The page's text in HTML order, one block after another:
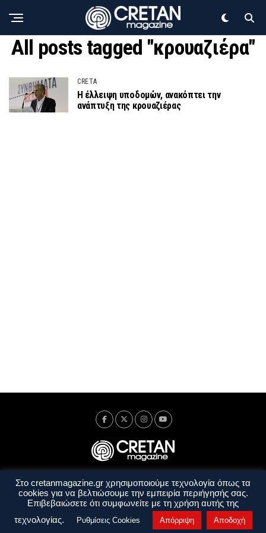
All posts tagged "κρουαζιέρα"
CRETA
Η έλλειψη υποδομών, ανακόπτει την
ανάπτυξη της κρουαζιέρας
Ταυτότητα Πολιτική Απορρήτου
Όροι Χρήσης
Όροι και Προϋποθέσεις
Στο cretanmagazine.gr χρησιμοποιούμε τεχνολογία όπως τα
cookies για να βελτιώσουμε την εμπειρία περιήγησής σας.
Επιβεβαιώσετε ότι συμφωνείτε με τη χρήση αυτής της
τεχνολογίας.
Ρυθμίσεις Cookies Απόρριψη Αποδοχή